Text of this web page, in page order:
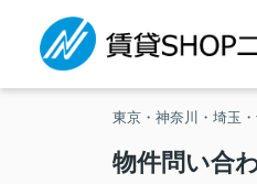
東京・神奈川・埼玉
物件問い合